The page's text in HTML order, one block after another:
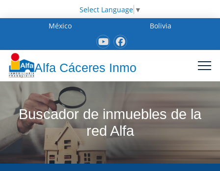
Select Language ▼
México
Bolivia
Alfa Cáceres Inmo
Buscador de inmuebles de la
red Alfa